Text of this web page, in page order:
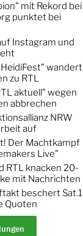
mit Rekord bei
punktet bei
Instagram und
wandert
zu RTL
aktuell" wegen
abbrechen
NRW
auf
Der Machtkampf
Live"
RTL knacken 20-
mit Nachrichten
beschert Sat.1
Quoten